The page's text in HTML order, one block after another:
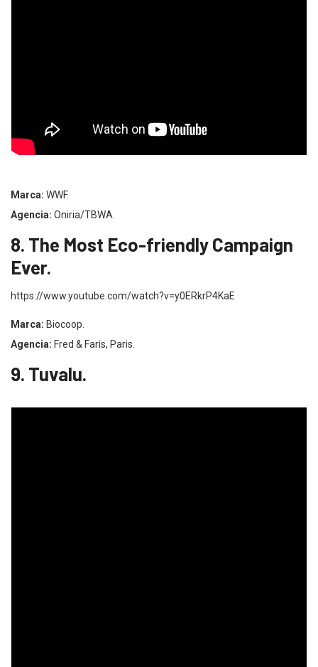
Marca: WWF.
Agencia: Oniria/TBWA.
8. The Most Eco-friendly Campaign
Ever.
https://www.youtube.com/watch?v=y0ERkrP4KaE
Marca: Biocoop.
Agencia: Fred & Faris, Paris.
9. Tuvalu.